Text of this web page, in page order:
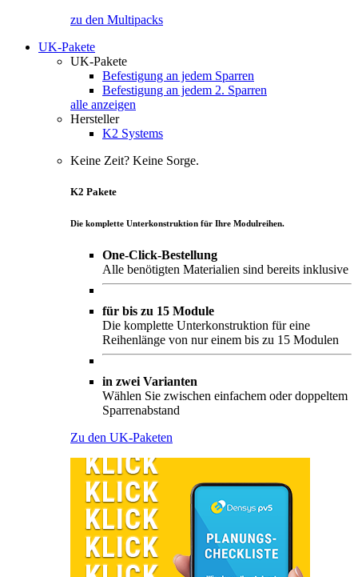
zu den Multipacks
UK-Pakete
UK-Pakete
Befestigung an jedem Sparren
Befestigung an jedem 2. Sparren
alle anzeigen
Hersteller
K2 Systems
Keine Zeit? Keine Sorge.
K2 Pakete
Die komplette Unterkonstruktion für Ihre Modulreihen.
One-Click-Bestellung
Alle benötigten Materialien sind bereits inklusive
für bis zu 15 Module
Die komplette Unterkonstruktion für eine
Reihenlänge von nur einem bis zu 15 Modulen
in zwei Varianten
Wählen Sie zwischen einfachem oder doppeltem
Sparrenabstand
Zu den UK-Paketen